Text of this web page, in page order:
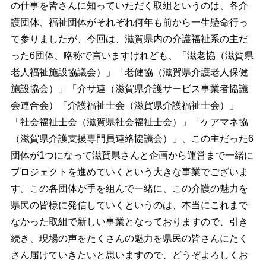
の仕事を皆さんに知っていただく取組というのは、各介
護団体、福祉団体がそれぞれ何年も前から一生懸命行っ
て参りましたが、今回は、滋賀県内の介護福祉系の主だ
った6団体、略称で言いますけれども、「滋老協（滋賀県
老人福祉施設協議会）」「老健協（滋賀県介護老人保健
施設協会）」「介サ連（滋賀県介護サービス事業者協議
会連合会）「介護福祉士会（滋賀県介護福祉士会）」
「社会福祉士会（滋賀県社会福祉士会）」「ケアマネ協
（滋賀県介護支援専門員連絡協議会）」、この主だった6
団体が1つになって滋賀県さんと企画から運営まで一緒に
プロジェクトを進めていくという大きな事業でございま
す。この各団体が手を組んで一緒に、この介護の魅力を
県民の皆様に発信していくというのは、本当にこれまで
なかった取組で新しい事業となっておりますので、引き
続き、現場の声をたくさんの魅力を県民の皆さんにたく
さん届けていきたいと思いますので、どうぞよろしくお